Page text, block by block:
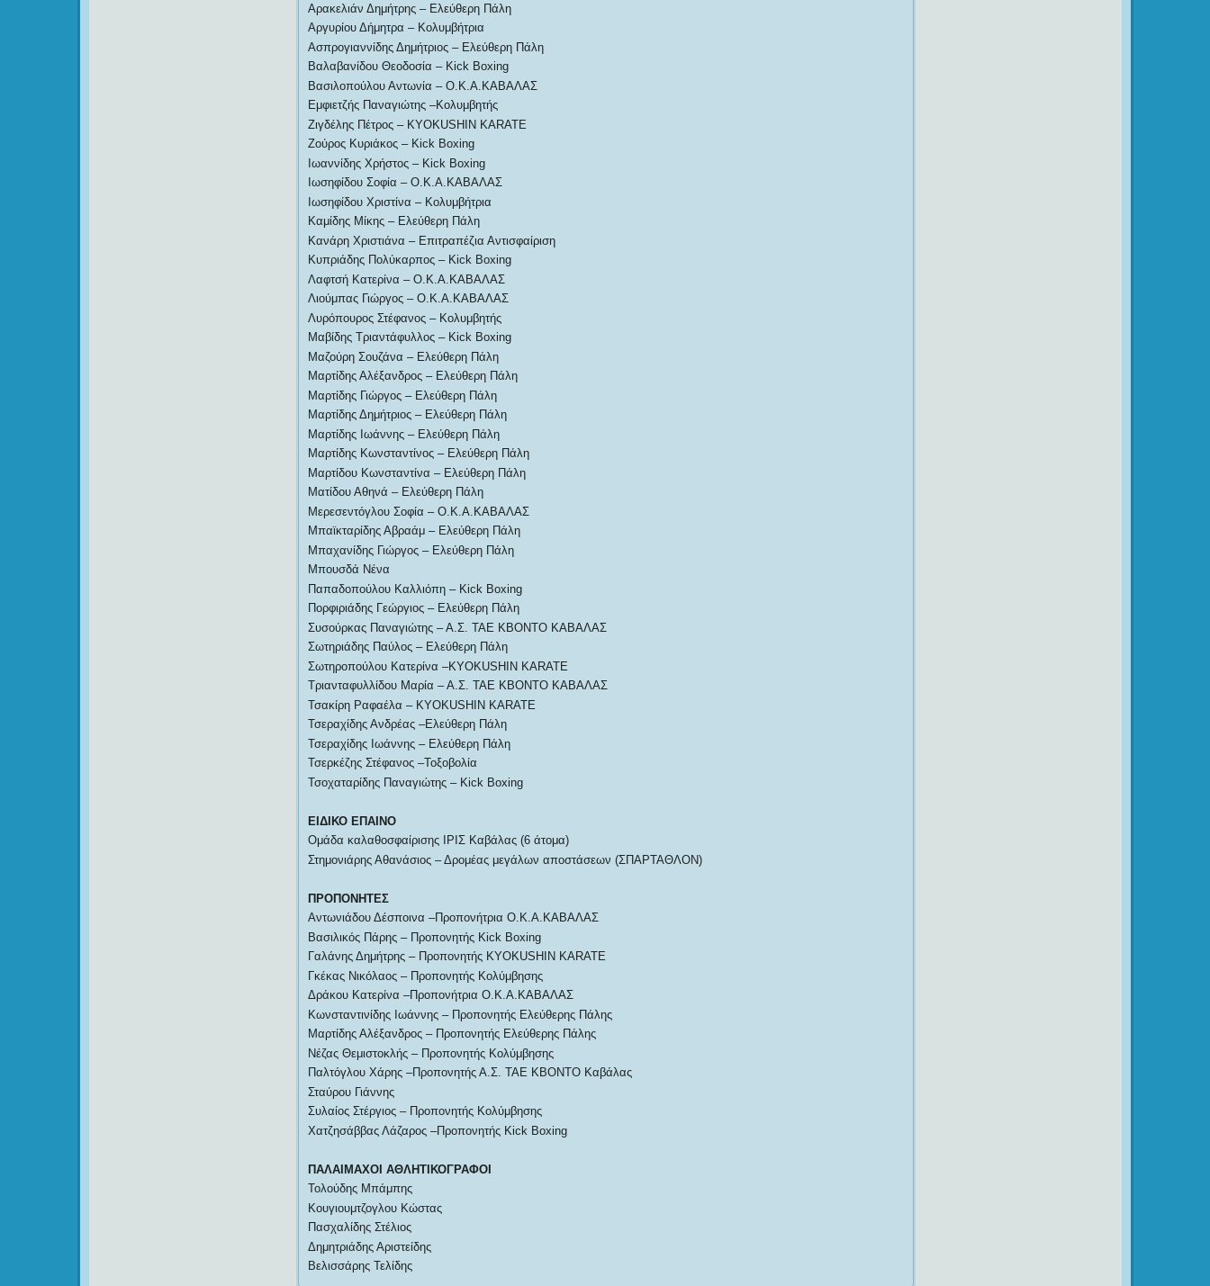
Αρακελιάν Δημήτρης – Ελεύθερη Πάλη
Αργυρίου Δήμητρα – Κολυμβήτρια
Ασπρογιαννίδης Δημήτριος – Ελεύθερη Πάλη
Βαλαβανίδου Θεοδοσία – Kick Boxing
Βασιλοπούλου Αντωνία – Ο.Κ.Α.ΚΑΒΑΛΑΣ
Εμφιετζής Παναγιώτης –Κολυμβητής
Ζιγδέλης Πέτρος – KYOKUSHIN KARATE
Ζούρος Κυριάκος – Kick Boxing
Ιωαννίδης Χρήστος – Kick Boxing
Ιωσηφίδου Σοφία – Ο.Κ.Α.ΚΑΒΑΛΑΣ
Ιωσηφίδου Χριστίνα – Κολυμβήτρια
Καμίδης Μίκης – Ελεύθερη Πάλη
Κανάρη Χριστιάνα – Επιτραπέζια Αντισφαίριση
Κυπριάδης Πολύκαρπος – Kick Boxing
Λαφτσή Κατερίνα – Ο.Κ.Α.ΚΑΒΑΛΑΣ
Λιούμπας Γιώργος – Ο.Κ.Α.ΚΑΒΑΛΑΣ
Λυρόπουρος Στέφανος – Κολυμβητής
Μαβίδης Τριαντάφυλλος – Kick Boxing
Μαζούρη Σουζάνα – Ελεύθερη Πάλη
Μαρτίδης Αλέξανδρος – Ελεύθερη Πάλη
Μαρτίδης Γιώργος – Ελεύθερη Πάλη
Μαρτίδης Δημήτριος – Ελεύθερη Πάλη
Μαρτίδης Ιωάννης – Ελεύθερη Πάλη
Μαρτίδης Κωνσταντίνος – Ελεύθερη Πάλη
Μαρτίδου Κωνσταντίνα – Ελεύθερη Πάλη
Ματίδου Αθηνά – Ελεύθερη Πάλη
Μερεσεντόγλου Σοφία – Ο.Κ.Α.ΚΑΒΑΛΑΣ
Μπαϊκταρίδης Αβραάμ – Ελεύθερη Πάλη
Μπαχανίδης Γιώργος – Ελεύθερη Πάλη
Μπουσδά Νένα
Παπαδοπούλου Καλλιόπη – Kick Boxing
Πορφιριάδης Γεώργιος – Ελεύθερη Πάλη
Συσούρκας Παναγιώτης – Α.Σ. ΤΑΕ ΚΒΟΝΤΟ ΚΑΒΑΛΑΣ
Σωτηριάδης Παύλος – Ελεύθερη Πάλη
Σωτηροπούλου Κατερίνα –KYOKUSHIN KARATE
Τριανταφυλλίδου Μαρία – Α.Σ. ΤΑΕ ΚΒΟΝΤΟ ΚΑΒΑΛΑΣ
Τσακίρη Ραφαέλα – KYOKUSHIN KARATE
Τσεραχίδης Ανδρέας –Ελεύθερη Πάλη
Τσεραχίδης Ιωάννης – Ελεύθερη Πάλη
Τσερκέζης Στέφανος –Τοξοβολία
Τσοχαταρίδης Παναγιώτης – Kick Boxing
ΕΙΔΙΚΟ ΕΠΑΙΝΟ
Ομάδα καλαθοσφαίρισης ΙΡΙΣ Καβάλας (6 άτομα)
Στημονιάρης Αθανάσιος – Δρομέας μεγάλων αποστάσεων (ΣΠΑΡΤΑΘΛΟΝ)
ΠΡΟΠΟΝΗΤΕΣ
Αντωνιάδου Δέσποινα –Προπονήτρια Ο.Κ.Α.ΚΑΒΑΛΑΣ
Βασιλικός Πάρης – Προπονητής Kick Boxing
Γαλάνης Δημήτρης – Προπονητής KYOKUSHIN KARATE
Γκέκας Νικόλαος – Προπονητής Κολύμβησης
Δράκου Κατερίνα –Προπονήτρια Ο.Κ.Α.ΚΑΒΑΛΑΣ
Κωνσταντινίδης Ιωάννης – Προπονητής Ελεύθερης Πάλης
Μαρτίδης Αλέξανδρος – Προπονητής Ελεύθερης Πάλης
Νέζας Θεμιστοκλής – Προπονητής Κολύμβησης
Παλτόγλου Χάρης –Προπονητής Α.Σ. ΤΑΕ ΚΒΟΝΤΟ Καβάλας
Σταύρου Γιάννης
Συλαίος Στέργιος – Προπονητής Κολύμβησης
Χατζησάββας Λάζαρος –Προπονητής Kick Boxing
ΠΑΛΑΙΜΑΧΟΙ ΑΘΛΗΤΙΚΟΓΡΑΦΟΙ
Τολούδης Μπάμπης
Κουγιουμτζογλου Κώστας
Πασχαλίδης Στέλιος
Δημητριάδης Αριστείδης
Βελισσάρης Τελίδης